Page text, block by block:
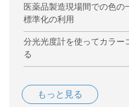
医薬品製造現場間での色
標準化の利用
分光光度計を使ってカラー
る
もっと見る